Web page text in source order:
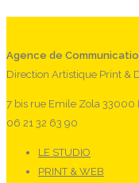
Agence de
Direction Artistique Print &
7 bis rue Emile Zola 33000
06 21 32 63 90
LE STUDIO
PRINT & WEB